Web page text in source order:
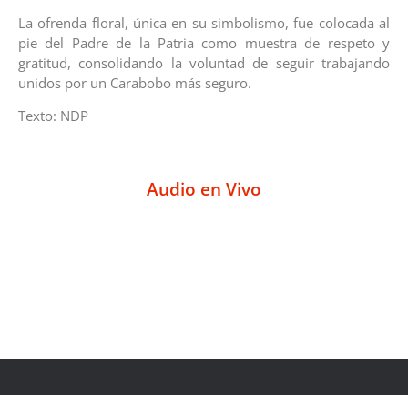
La ofrenda floral, única en su simbolismo, fue colocada al
pie del Padre de la Patria como muestra de respeto y
gratitud, consolidando la voluntad de seguir trabajando
unidos por un Carabobo más seguro.
Texto: NDP
Audio en Vivo